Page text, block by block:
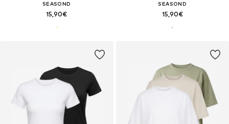
SEASOND
15,90€
SEASOND
15,90€